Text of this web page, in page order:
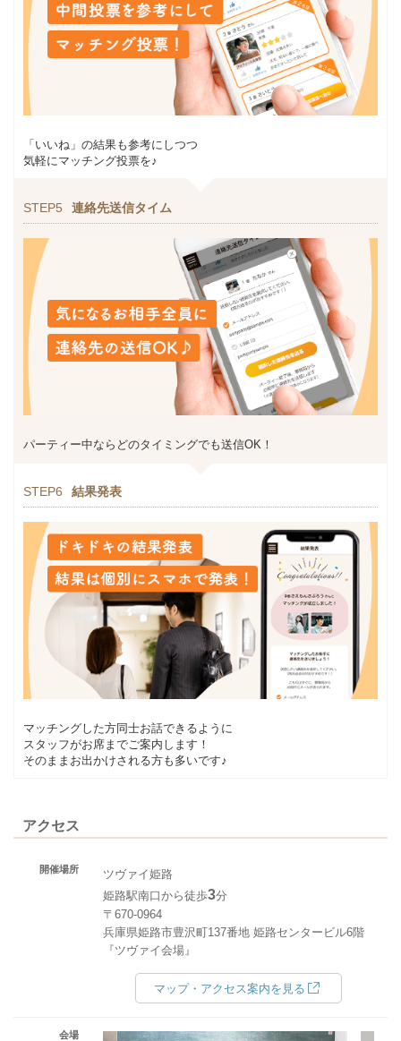
「いいね」の結果も参考にしつつ
気軽にマッチング投票を♪
STEP5 連絡先送信タイム
パーティー中ならどのタイミングでも送信OK！
STEP6 結果発表
マッチングした方同士お話できるように
スタッフがお席までご案内します！
そのままお出かけされる方も多いです♪
アクセス
開催場所
ツヴァイ姫路
姫路駅南口から徒歩3分
〒670-0964
兵庫県姫路市豊沢町137番地 姫路センタービル6階
『ツヴァイ会場』
マップ・アクセス案内を見る
会場